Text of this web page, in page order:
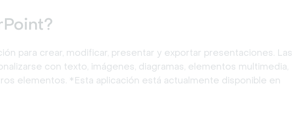
para crear, modificar, presentar y exportar presentaciones. Las
con texto, imágenes, diagramas, elementos multimedia,
elementos. *Esta aplicación está actualmente disponible en